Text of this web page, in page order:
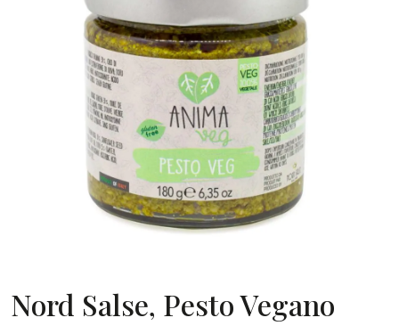
Nord Salse, Pesto Vegano